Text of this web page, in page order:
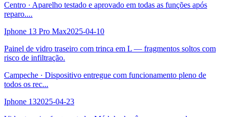
Centro · Aparelho testado e aprovado em todas as funções após
reparo....
Iphone 13 Pro Max2025-04-10
Painel de vidro traseiro com trinca em L — fragmentos soltos com
risco de infiltração.
Campeche · Dispositivo entregue com funcionamento pleno de
todos os rec...
Iphone 132025-04-23